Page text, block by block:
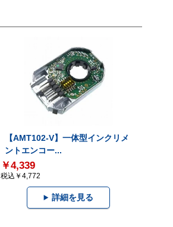
【AMT102-V】一体型インクリメ
ントエンコー...
￥4,339
税込￥4,772
詳細を見る